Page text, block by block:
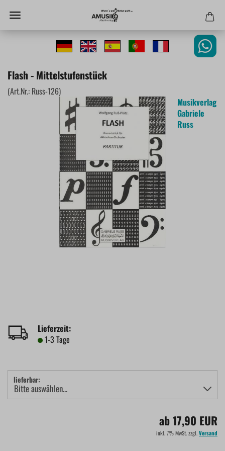
Flash - Mittelstufenstück
(Art.Nr.: Russ-126)
Musikverlag
Gabriele
Russ
Lieferzeit:
1-3 Tage
lieferbar:
ab 17,90 EUR
inkl. 7% MwSt. zzgl.Versand